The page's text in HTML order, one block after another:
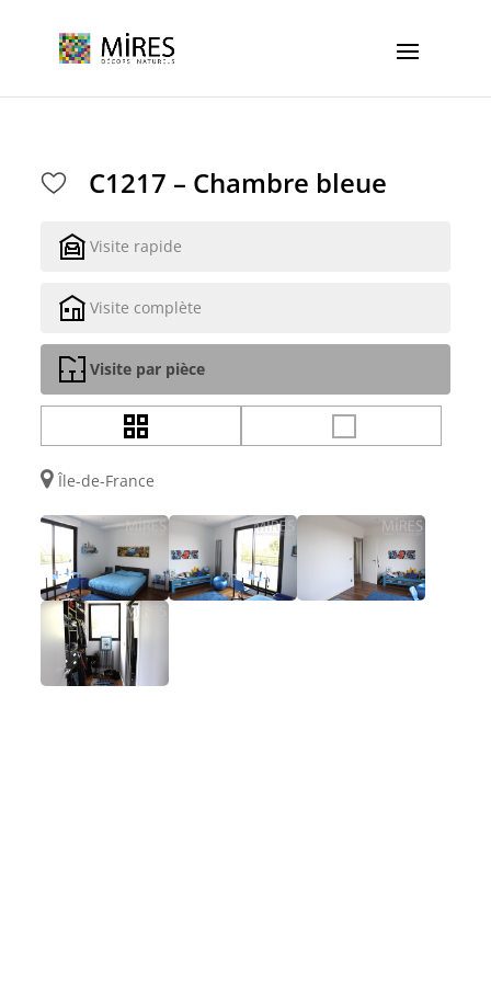
C1217 – Chambre bleue
Visite rapide
Visite complète
Visite par pièce
Île-de-France